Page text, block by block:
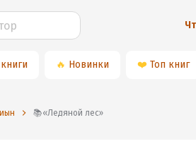
🔥 Новинки ❤️ Топ книг
📚«Ледяной лес»